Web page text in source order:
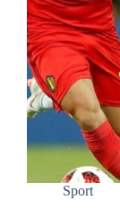
Sport